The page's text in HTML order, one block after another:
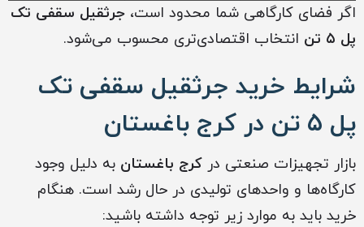
اگر فضای کارگاهی شما محدود است، جرثقیل سقفی تک
پل ۵ تن
انتخاب اقتصادی‌تری محسوب می‌شود.
شرایط خرید جرثقیل سقفی تک
پل ۵ تن در کرج باغستان
بازار تجهیزات صنعتی در کرج باغستان به دلیل وجود
کارگاه‌ها و واحدهای تولیدی در حال رشد است. هنگام
خرید باید به موارد زیر توجه داشته باشید: